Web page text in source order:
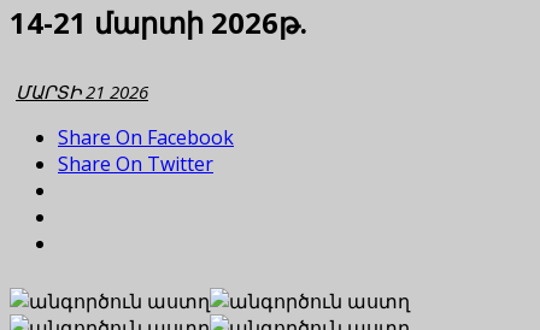
14-21 մարտի 2026թ.
ՄԱՐՏԻ 21 2026
Share On Facebook
Share On Twitter